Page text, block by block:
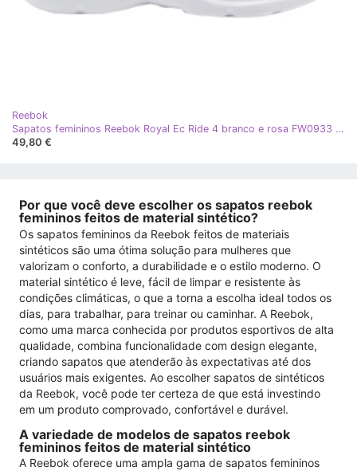
Reebok
Sapatos femininos Reebok Royal Ec Ride 4 branco e rosa FW0933 bege
49,80 €
Por que você deve escolher os sapatos reebok
femininos feitos de material sintético?
Os sapatos femininos da Reebok feitos de materiais
sintéticos são uma ótima solução para mulheres que
valorizam o conforto, a durabilidade e o estilo moderno. O
material sintético é leve, fácil de limpar e resistente às
condições climáticas, o que a torna a escolha ideal todos os
dias, para trabalhar, para treinar ou caminhar. A Reebok,
como uma marca conhecida por produtos esportivos de alta
qualidade, combina funcionalidade com design elegante,
criando sapatos que atenderão às expectativas até dos
usuários mais exigentes. Ao escolher sapatos de sintéticos
da Reebok, você pode ter certeza de que está investindo
em um produto comprovado, confortável e durável.
A variedade de modelos de sapatos reebok
femininos feitos de material sintético
A Reebok oferece uma ampla gama de sapatos femininos